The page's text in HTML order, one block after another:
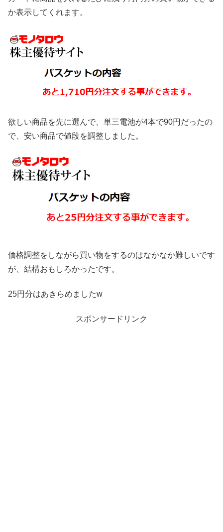
か表示してくれます。
欲しい商品を先に選んで、単三電池が4本で90円だったの
で、安い商品で値段を調整しました。
価格調整をしながら買い物をするのはなかなか難しいです
が、結構おもしろかったです。
25円分はあきらめましたw
スポンサードリンク